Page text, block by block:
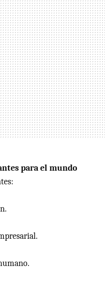
para el mundo